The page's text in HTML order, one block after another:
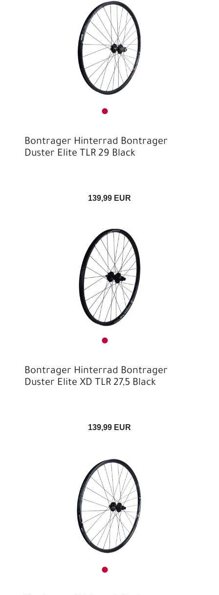
Bontrager Hinterrad Bontrager
Duster Elite TLR 29 Black
139,99 EUR
Bontrager Hinterrad Bontrager
Duster Elite XD TLR 27,5 Black
139,99 EUR